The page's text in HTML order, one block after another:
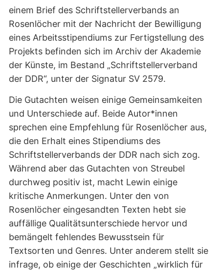
einem Brief des Schriftstellerverbands an
Rosenlöcher mit der Nachricht der Bewilligung
eines Arbeitsstipendiums zur Fertigstellung des
Projekts befinden sich im Archiv der Akademie
der Künste, im Bestand „Schriftstellerverband
der DDR“, unter der Signatur SV 2579.
Die Gutachten weisen einige Gemeinsamkeiten
und Unterschiede auf. Beide Autor*innen
sprechen eine Empfehlung für Rosenlöcher aus,
die den Erhalt eines Stipendiums des
Schriftstellerverbands der DDR nach sich zog.
Während aber das Gutachten von Streubel
durchweg positiv ist, macht Lewin einige
kritische Anmerkungen. Unter den von
Rosenlöcher eingesandten Texten hebt sie
auffällige Qualitätsunterschiede hervor und
bemängelt fehlendes Bewusstsein für
Textsorten und Genres. Unter anderem stellt sie
infrage, ob einige der Geschichten „wirklich für